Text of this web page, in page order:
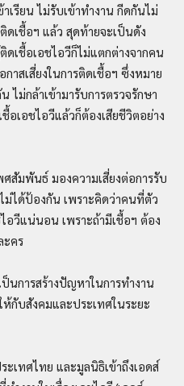
าเรียน ไม่รับเข้าทำงาน กีดกันไม่
ดเชื้อฯ แล้ว สุดท้ายจะเป็นดัง
เชื้อเอชไอวีก็ไม่แตกต่างจากคน
าสเสี่ยงในการติดเชื้อฯ ซึ่งหมาย
ม่กล้าเข้ามารับการตรวจรักษา
อเอชไอวีแล้วก็ต้องเสียชีวิตอย่าง
สัมพันธ์ มองความเสี่ยงต่อการรับ
ม่ได้ป้องกัน เพราะคิดว่าคนที่ตัว
อวีแน่นอน เพราะถ้ามีเชื้อฯ ต้อง
ะคร
นการสร้างปัญหาในการทำงาน
กับสังคมและประเทศในระยะ
ะเทศไทย และมูลนิธิเข้าถึงเอดส์